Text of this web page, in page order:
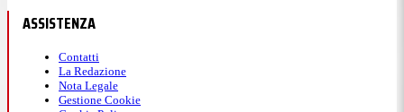
ASSISTENZA
Contatti
La Redazione
Nota Legale
Gestione Cookie